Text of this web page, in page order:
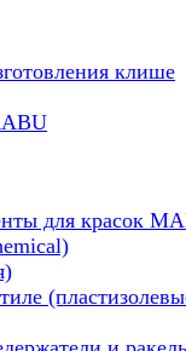
клише
для красок